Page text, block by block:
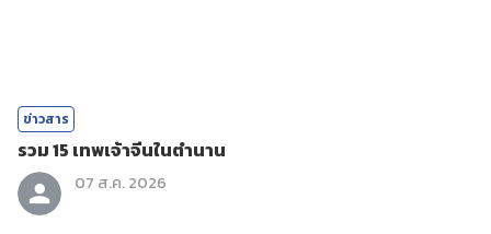
ข่าวสาร
รวม 15 เทพเจ้าจีนในตำนาน
07 ส.ค. 2026